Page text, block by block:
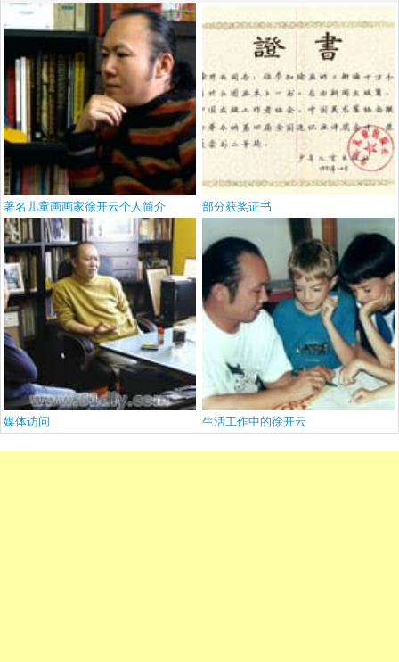
著名儿童画画家徐开云个人简介 部分获奖证书
媒体访问 生活工作中的徐开云